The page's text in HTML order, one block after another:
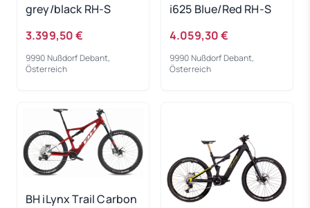
grey/black RH-S
3.399,50 €
9990 Nußdorf Debant,
Österreich
i625 Blue/Red RH-S
4.059,30 €
9990 Nußdorf Debant,
Österreich
BH iLynx Trail Carbon